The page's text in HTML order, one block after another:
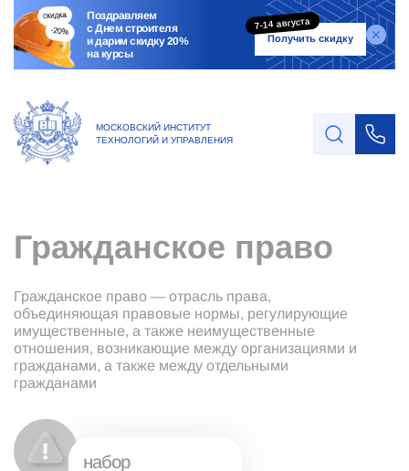
Поздравляем
с Днем строителя
и дарим скидку 20%
на курсы
7-14 августа
Получить скидку
МОСКОВСКИЙ ИНСТИТУТ
ТЕХНОЛОГИЙ И УПРАВЛЕНИЯ
Гражданское право
Гражданское право — отрасль права,
объединяющая правовые нормы, регулирующие
имущественные, а также неимущественные
отношения, возникающие между организациями и
гражданами, а также между отдельными
гражданами
набор